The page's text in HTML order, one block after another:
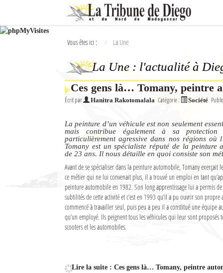
Ok
L'actualité à Diego Suarez
Vous êtes ici : La Une
La Une : l'actualité à
Ces gens là… Tomany, peintre
Écrit par Hanitra Rakotomalala Catégorie : Société
La peinture d’un véhicule est non seulement
mais contribue également à sa
particulièrement agressive dans nos régions où
Tomany est un spécialiste réputé de la peinture
de 23 ans. Il nous détaille en quoi consiste son
Avant de se spécialiser dans la peinture automobile, Tomany exerçait
ce métier qui ne lui convenait plus, il a trouvé un emploi en tant
peinture automobile en 1982. Son long apprentissage lui a permis de
subtilités de cette activité et c’est en 1993 qu’il a pu ouvrir son
commencé à travailler seul, puis peu a peu il a constitué une équipe
qu’un employé. Ils peignent tous les véhicules qui leur sont proposés
scooters et les automobiles.
Lire la suite : Ces gens là… Tomany, peintre